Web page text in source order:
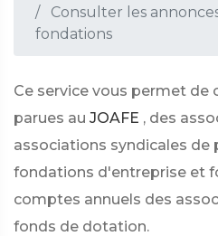
Consulter les
fondations
Ce service vous permet de
parues au JOAFE , des
associations syndicales de
fondations d'entreprise et
comptes annuels des
fonds de dotation.